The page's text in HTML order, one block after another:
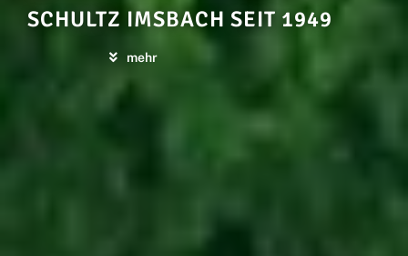
SCHULTZ IMSBACH SEIT 1949
mehr